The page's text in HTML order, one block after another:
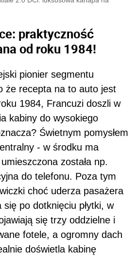
praktyczność
od roku 1984!
pionier segmentu
że recepta na to auto jest
1984, Francuzi doszli w
kabiny do wysokiego
Świetnym pomysłem
- w środku ma
została np.
do telefonu. Poza tym
choć uderza pasażera
po dotknięciu płytki, w
się trzy oddzielne i
fotele, a ogromny dach
doświetla kabinę